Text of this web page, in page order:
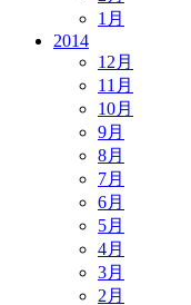
1月
2014
12月
11月
10月
9月
8月
7月
6月
5月
4月
3月
2月